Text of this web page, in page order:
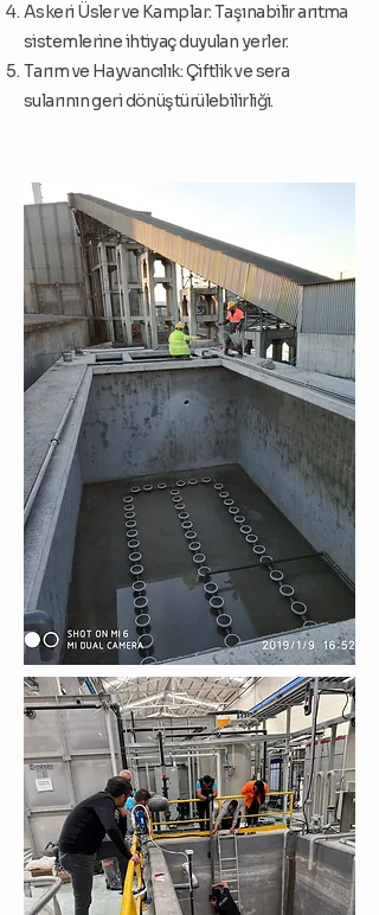
Askeri Üsler ve Kamplar: Taşınabilir arıtma
sistemlerine ihtiyaç duyulan yerler.
Tarım ve Hayvancılık: Çiftlik ve sera
sularının geri dönüştürülebilirliği.